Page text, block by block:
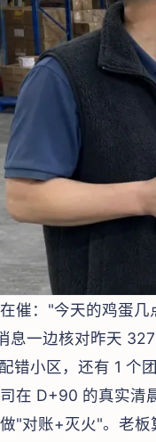
催："今天的鸡蛋几
息一边核对昨天
错小区，还有 1 个
在 D+90 的真实
"对账+灭火"。老